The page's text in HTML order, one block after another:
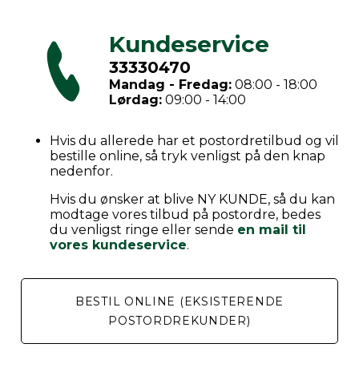
Kundeservice
33330470
Mandag - Fredag:08:00 - 18:00
Lørdag:09:00 - 14:00
Hvis du allerede har et postordretilbud og vil
bestille online, så tryk venligst på den knap
nedenfor.
Hvis du ønsker at blive NY KUNDE, så du kan
modtage vores tilbud på postordre, bedes
du venligst ringe eller sende en mail til
vores kundeservice.
BESTIL ONLINE (EKSISTERENDE
POSTORDREKUNDER)